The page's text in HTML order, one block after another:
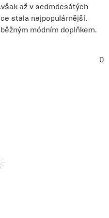
až v sedmdesátých
stala nejpopulárnější.
módním doplňkem.
0